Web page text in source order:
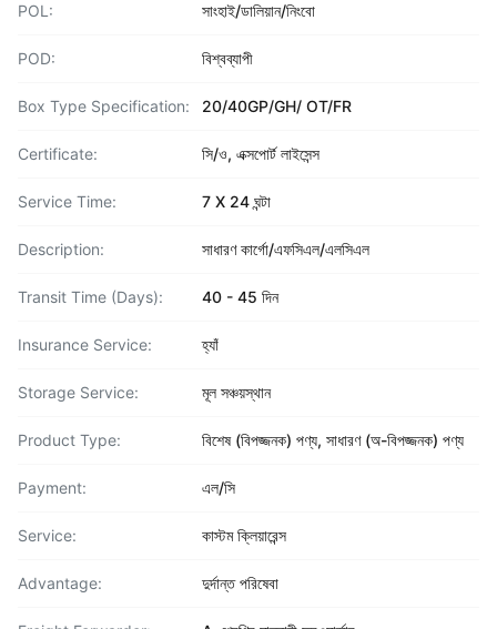
POL: সাংহাই/ডালিয়ান/নিংবো
POD: বিশ্বব্যাপী
Box Type Specification: 20/40GP/GH/ OT/FR
Certificate: সি/ও, এক্সপোর্ট লাইসেন্স
Service Time: 7 X 24 ঘন্টা
Description: সাধারণ কার্গো/এফসিএল/এলসিএল
Transit Time (Days): 40 - 45 দিন
Insurance Service: হ্যাঁ
Storage Service: মূল সঞ্চয়স্থান
Product Type: বিশেষ (বিপজ্জনক) পণ্য, সাধারণ (অ-বিপজ্জনক) পণ্য
Payment: এল/সি
Service: কাস্টম ক্লিয়ারেন্স
Advantage: দুর্দান্ত পরিষেবা